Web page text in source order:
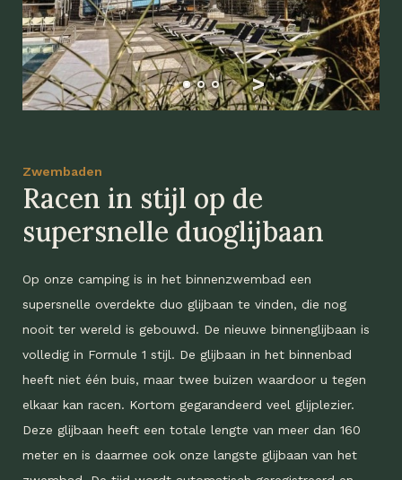
Zwembaden
Racen in stijl op de
supersnelle duoglijbaan
Op onze camping is in het binnenzwembad een
supersnelle overdekte duo glijbaan te vinden, die nog
nooit ter wereld is gebouwd. De nieuwe binnenglijbaan is
volledig in Formule 1 stijl. De glijbaan in het binnenbad
heeft niet één buis, maar twee buizen waardoor u tegen
elkaar kan racen. Kortom gegarandeerd veel glijplezier.
Deze glijbaan heeft een totale lengte van meer dan 160
meter en is daarmee ook onze langste glijbaan van het